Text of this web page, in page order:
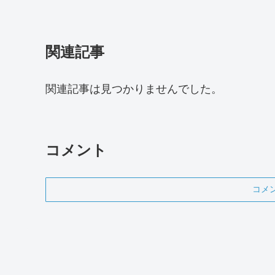
関連記事
関連記事は見つかりませんでした。
コメント
コメ